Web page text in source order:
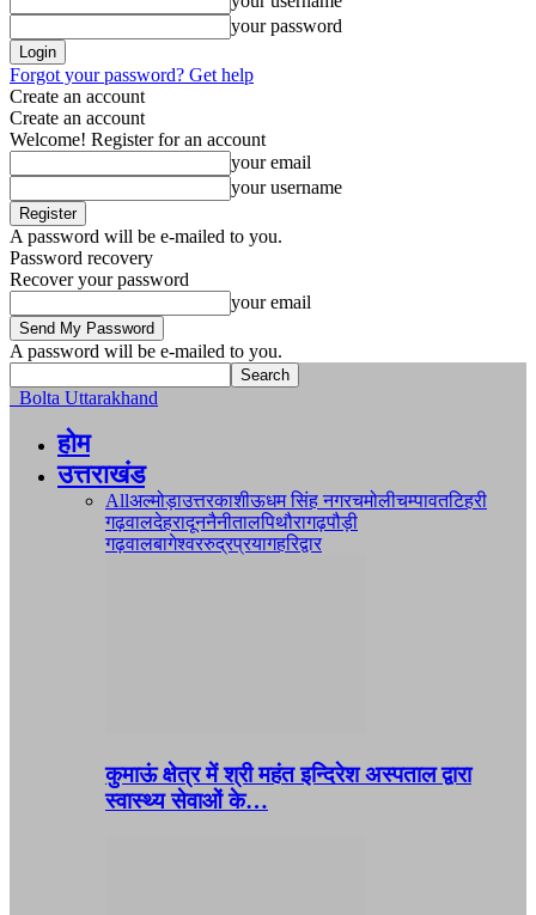
your password
Forgot your password? Get help
Create an account
Create an account
Welcome! Register for an account
your email
your username
A password will be e-mailed to you.
Password recovery
Recover your password
your email
A password will be e-mailed to you.
Bolta Uttarakhand
होम
उत्तराखंड
Allअल्मोड़ाउत्तरकाशीऊधम सिंह नगरचमोलीचम्पावतटिहरी
गढ़वालदेहरादूननैनीतालपिथौरागढ़पौड़ी
गढ़वालबागेश्वररुद्रप्रयागहरिद्वार
कुमाऊं क्षेत्र में श्री महंत इन्दिरेश अस्पताल द्वारा
स्वास्थ्य सेवाओं के…